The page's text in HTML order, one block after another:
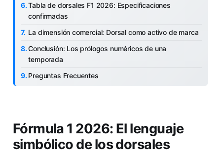
Tabla de dorsales F1 2026: Especificaciones
confirmadas
La dimensión comercial: Dorsal como activo de marca
Conclusión: Los prólogos numéricos de una
temporada
Preguntas Frecuentes
Fórmula 1 2026: El lenguaje
simbólico de los dorsales